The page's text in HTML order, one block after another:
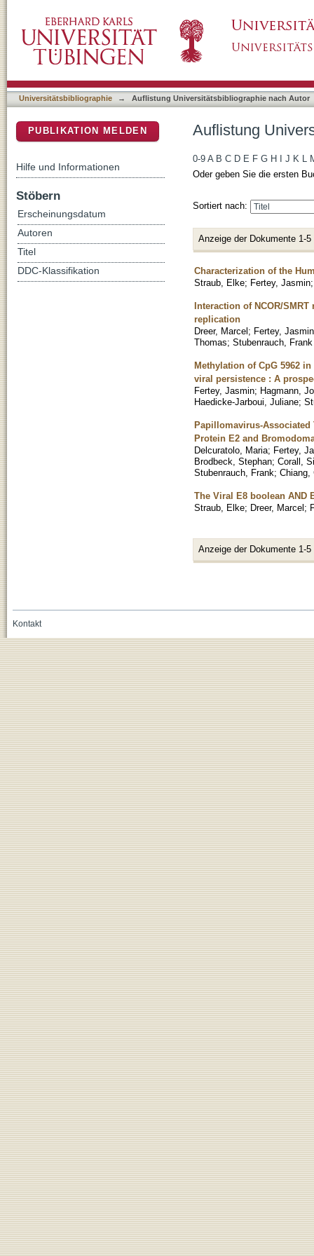
Universitätsbibliographie → Auflistung Universitätsbibliographie nach Autor
Auflistung
0-9 A B C D E F G H J K L
Oder geben Sie die ersten
Sortiert nach:
Anzeige der Dokumente 1-5
Characterization of the
Straub, Elke; Fertey, Jasmin
Interaction of NCOR/
replication
Dreer, Marcel; Fertey, Jasmin
Thomas; Stubenrauch, Frank
Methylation of CpG 5962
viral persistence : A
Fertey, Jasmin; Hagmann,
Haedicke-Jarboui, Juliane;
Papillomavirus-
Protein E2 and
Delcuratolo, Maria; Fertey,
Brodbeck, Stephan; Corall,
Stubenrauch, Frank; Chiang,
The Viral E8 boolean AND
Straub, Elke; Dreer, Marcel;
Anzeige der Dokumente 1-5
PUBLIKATION MELDEN
Hilfe und Informationen
Stöbern
Erscheinungsdatum
Autoren
Titel
DDC-Klassifikation
Kontakt